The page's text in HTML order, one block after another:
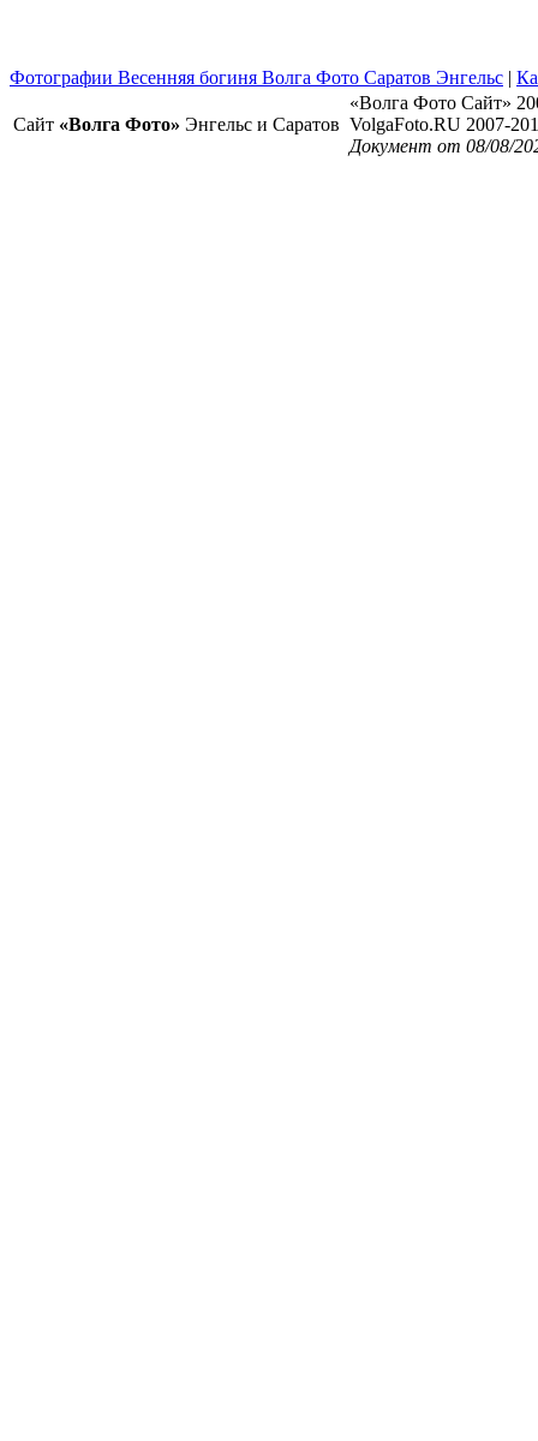
Фотографии Весенняя богиня Волга Фото Саратов Энгельс |
Сайт «Волга Фото» Энгельс и Саратов
«Волга Фото Сайт»
VolgaFoto.RU 2007-
Документ от 08/08/